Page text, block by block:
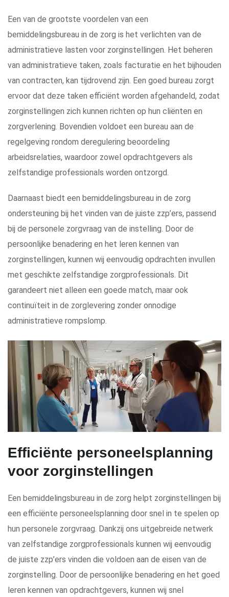
Een van de grootste voordelen van een
bemiddelingsbureau in de zorg is het verlichten van de
administratieve lasten voor zorginstellingen. Het beheren
van administratieve taken, zoals facturatie en het bijhouden
van contracten, kan tijdrovend zijn. Een goed bureau zorgt
ervoor dat deze taken efficiënt worden afgehandeld, zodat
zorginstellingen zich kunnen richten op hun cliënten en
zorgverlening. Bovendien voldoet een bureau aan de
regelgeving rondom deregulering beoordeling
arbeidsrelaties, waardoor zowel opdrachtgevers als
zelfstandige professionals worden ontzorgd.
Daarnaast biedt een bemiddelingsbureau in de zorg
ondersteuning bij het vinden van de juiste zzp’ers, passend
bij de personele zorgvraag van de instelling. Door de
persoonlijke benadering en het leren kennen van
zorginstellingen, kunnen wij eenvoudig opdrachten invullen
met geschikte zelfstandige zorgprofessionals. Dit
garandeert niet alleen een goede match, maar ook
continuïteit in de zorglevering zonder onnodige
administratieve rompslomp.
Efficiënte personeelsplanning
voor zorginstellingen
Een bemiddelingsbureau in de zorg helpt zorginstellingen bij
een efficiënte personeelsplanning door snel in te spelen op
hun personele zorgvraag. Dankzij ons uitgebreide netwerk
van zelfstandige zorgprofessionals kunnen wij eenvoudig
de juiste zzp’ers vinden die voldoen aan de eisen van de
zorginstelling. Door de persoonlijke benadering en het goed
leren kennen van opdrachtgevers, kunnen wij snel